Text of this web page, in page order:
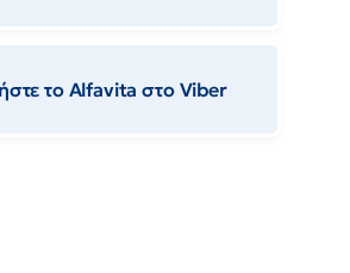
το Αlfavita στο Viber